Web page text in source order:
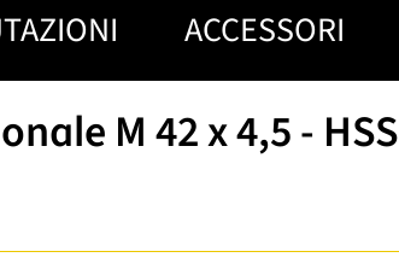
ACCESSORI
M 42 x 4,5 - HSS